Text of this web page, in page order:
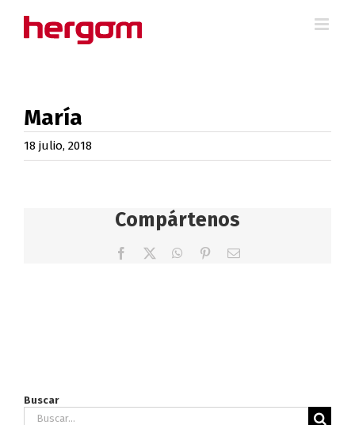
María
18 julio, 2018
Compártenos
Facebook WhatsApp
PinterestCorreo
Buscar
Buscar: